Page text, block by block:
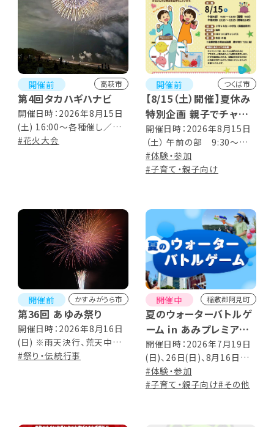
開催前 高萩市
第4回タカハギハナビ
開催日時：2026年8月15日
(土) 16:00～各種催し／
19:00～花火打ち上げ開始
#花火大会
開催前 つくば市
【8/15（土）開催】夏休み
特別企画 親子でチャレ
ンジ！「素粒子をつくろ
う」
開催日時：2026年8月15日
（土） 午前の部 9:30～
11:30 (開場 9:00） 午後の
部 13:15～15:15（開場
9:50 素粒子ミニ講座
10:00-11:30 素粒子づくり
ワークショップ 午後の部
12:45 開場・受付 13:00-
13:20 素粒子ミニ講座
13:30-15:15 素粒子づくり
ワークショップ
#体験・参加
#子育て・親子向け
開催前 かすみがうら市
第36回 あゆみ祭り
開催日時：2026年8月16日
(日) ※雨天決行、荒天中止
■祭り15:00～21:00／花火
#祭り・伝統行事
開催中 稲敷郡阿見町
夏のウォーターバトルゲ
ーム in あみプレミアム・
アウトレット
開催日時：2026年7月19日
(日)、26日(日)、8月16日
(日)、23日(日)
#体験・参加
#子育て・親子向け#その他